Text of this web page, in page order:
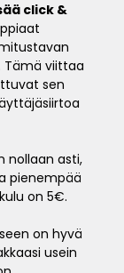
click &
Tämä viittaa
sen
nollaan asti,
pienempää
on 5€.
on hyvä
usein